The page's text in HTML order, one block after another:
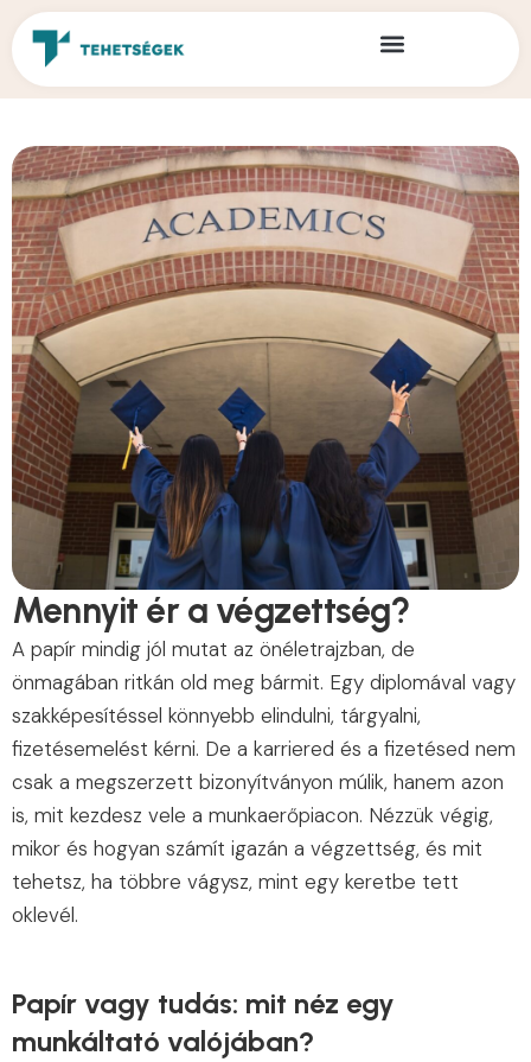
Mennyit ér a végzettség?
A papír mindig jól mutat az önéletrajzban, de
önmagában ritkán old meg bármit. Egy diplomával vagy
szakképesítéssel könnyebb elindulni, tárgyalni,
fizetésemelést kérni. De a karriered és a fizetésed nem
csak a megszerzett bizonyítványon múlik, hanem azon
is, mit kezdesz vele a munkaerőpiacon. Nézzük végig,
mikor és hogyan számít igazán a végzettség, és mit
tehetsz, ha többre vágysz, mint egy keretbe tett
oklevél.
Papír vagy tudás: mit néz egy
munkáltató valójában?